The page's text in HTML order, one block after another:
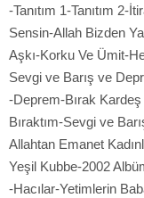
-Tanıtım 1-Tanıtım 2-
Sensin-Allah Bizden
Aşkı-Korku Ve Ümit-
Sevgi ve Barış ve
-Deprem-Bırak
Bıraktım-Sevgi ve
Allahtan Emanet
Yeşil Kubbe-2002
-Hacılar-Yetimlerin